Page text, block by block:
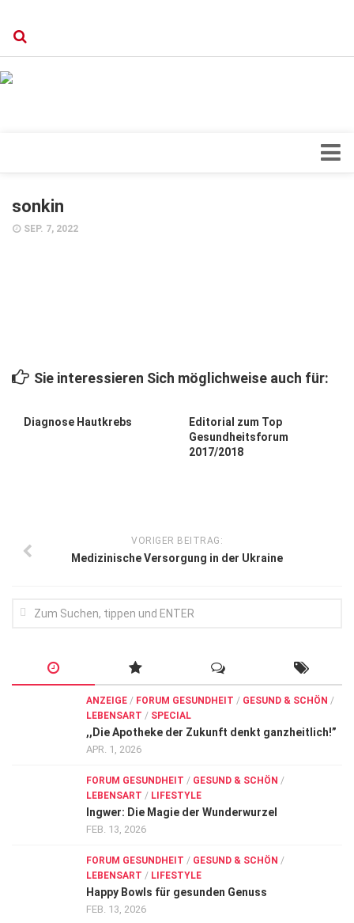
Forschung
Forum Gesundheit
sonkin
SEP. 7, 2022
Sie interessieren Sich möglichweise auch für:
Diagnose Hautkrebs
Editorial zum Top
Gesundheitsforum
2017/2018
VORIGER BEITRAG:
Medizinische Versorgung in der Ukraine
ANZEIGE / FORUM GESUNDHEIT / GESUND & SCHÖN /
LEBENSART / SPECIAL
,,Die Apotheke der Zukunft denkt ganzheitlich!”
APR. 1, 2026
FORUM GESUNDHEIT / GESUND & SCHÖN /
LEBENSART / LIFESTYLE
Ingwer: Die Magie der Wunderwurzel
FEB. 13, 2026
FORUM GESUNDHEIT / GESUND & SCHÖN /
LEBENSART / LIFESTYLE
Happy Bowls für gesunden Genuss
FEB. 13, 2026